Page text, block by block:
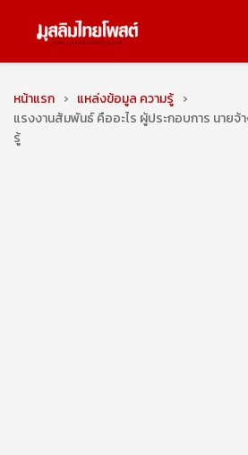
หน้าแรก › แหล่งข้อมูล ความรู้ ›
แรงงานสัมพันธ์ คืออะไร ผู้ประกอบการ นายจ้
รู้